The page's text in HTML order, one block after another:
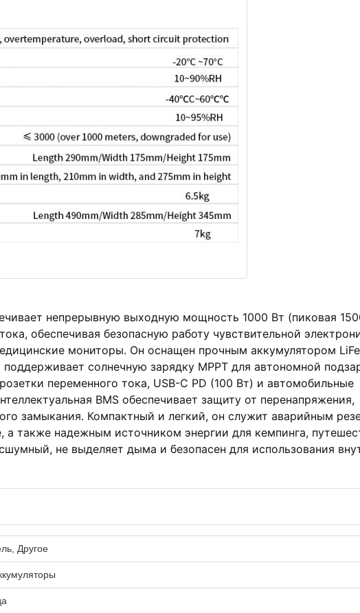
непрерывную выходную мощность 1000 Вт (пиковая
обеспечивая безопасную работу чувствительной
мониторы. Он оснащен прочным аккумулятором
солнечную зарядку MPPT для автономной
переменного тока, USB-C PD (100 Вт) и автомобильные
BMS обеспечивает защиту от перенапряжения,
замыкания. Компактный и легкий, он служит аварийным
а также надежным источником энергии для кемпинга,
не выделяет дыма и безопасен для использования
Другое